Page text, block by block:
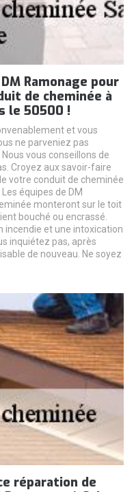
Ramonage pour
de cheminée à
le 50500 !
et vous
ne parveniez pas
vous conseillons de
Croyez aux savoir-faire
votre conduit de cheminée
équipes de DM
monteront sur le toit
bouché ou encrassé.
incendie et une intoxication
inquiétez pas, après
de nouveau. Ne soyez
réparation de